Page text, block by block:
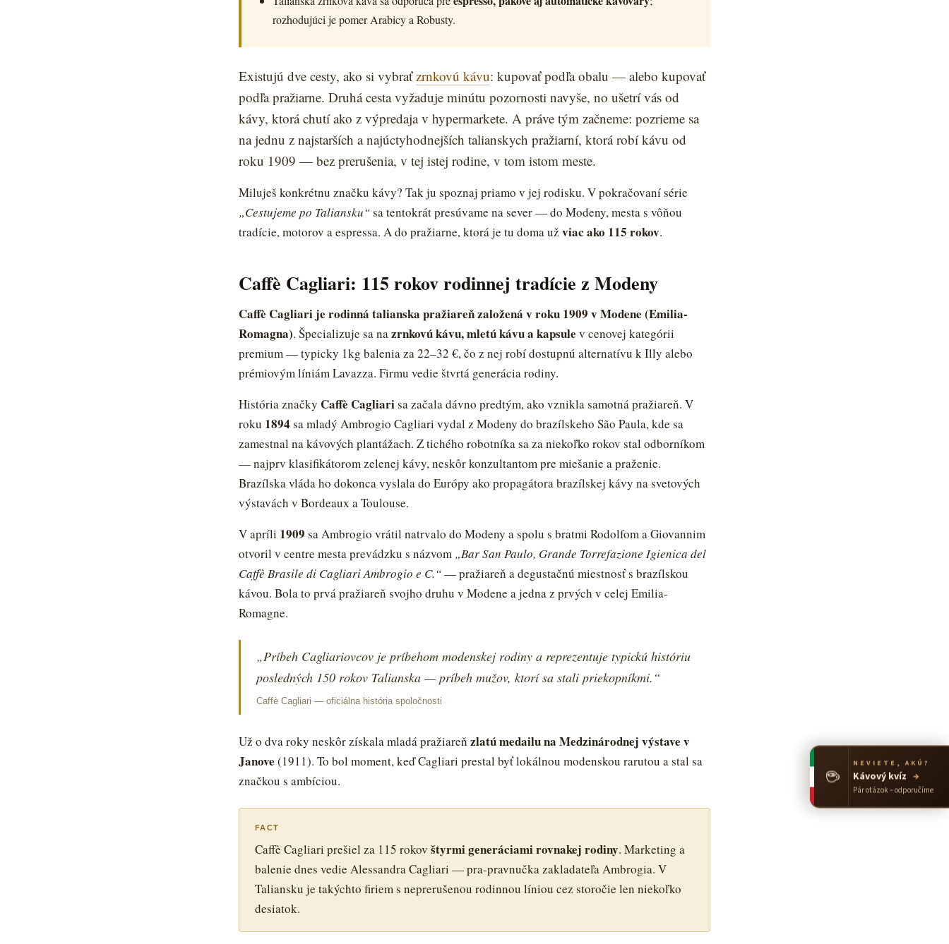
rozhodujúci je pomer Arabicy a Robusty.
Existujú dve cesty, ako si vybrať zrnkovú kávu: kupovať podľa obalu — alebo kupovať
podľa pražiarne. Druhá cesta vyžaduje minútu pozornosti navyše, no ušetrí vás od
kávy, ktorá chutí ako z výpredaja v hypermarkete. A práve tým začneme: pozrieme sa
na jednu z najstarších a najúctyhodnejších talianskych pražiarní, ktorá robí kávu od
roku 1909 — bez prerušenia, v tej istej rodine, v tom istom meste.
Miluješ konkrétnu značku kávy? Tak ju spoznaj priamo v jej rodisku. V pokračovaní série
„Cestujeme po Taliansku“sa tentokrát presúvame na sever — do Modeny, mesta s vôňou
tradície, motorov a espressa. A do pražiarne, ktorá je tu doma už viac ako 115 rokov.
Caffè Cagliari: 115 rokov rodinnej tradície z Modeny
Caffè Cagliari je rodinná talianska pražiareň založená v roku 1909 v Modene (Emilia-
Romagna). Špecializuje sa nazrnkovú kávu, mletú kávu a kapsule v cenovej kategórii
premium — typicky 1kg balenia za 22–32 €, čo z nej robí dostupnú alternatívu k Illy alebo
prémiovým líniám Lavazza. Firmu vedie štvrtá generácia rodiny.
História značky Caffè Cagliarisa začala dávno predtým, ako vznikla samotná pražiareň. V
roku 1894 sa mladý Ambrogio Cagliari vydal z Modeny do brazílskeho São Paula, kde sa
zamestnal na kávových plantážach. Z tichého robotníka sa za niekoľko rokov stal odborníkom
— najprv klasifikátorom zelenej kávy, neskôr konzultantom pre miešanie a praženie.
Brazílska vláda ho dokonca vyslala do Európy ako propagátora brazílskej kávy na svetových
výstavách v Bordeaux a Toulouse.
V apríli 1909 sa Ambrogio vrátil natrvalo do Modeny a spolu s bratmi Rodolfom a Giovannim
otvoril v centre mesta prevádzku s názvom „Bar San Paulo, Grande Torrefazione Igienica del
Caffè Brasile di Cagliari Ambrogio e C.“— pražiareň a degustačnú miestnosť s brazílskou
kávou. Bola to prvá pražiareň svojho druhu v Modene a jedna z prvých v celej Emilia-
Romagne.
„Príbeh Cagliariovcov je príbehom modenskej rodiny a reprezentuje typickú históriu
posledných 150 rokov Talianska — príbeh mužov, ktorí sa stali priekopníkmi.“
Caffè Cagliari — oficiálna história spoločnosti
Už o dva roky neskôr získala mladá pražiareň zlatú medailu na Medzinárodnej výstave v
Janove (1911). To bol moment, keď Cagliari prestal byť lokálnou modenskou rarutou a stal sa
značkou s ambíciou.
FACT
Caffè Cagliari prešiel za 115 rokov štyrmi generáciami rovnakej rodiny. Marketing a
balenie dnes vedie Alessandra Cagliari — pra-pravnučka zakladateľa Ambrogia. V
Taliansku je takýchto firiem s neprerušenou rodinnou líniou cez storočie len niekoľko
desiatok.
Barista — poradca Caffeitaliano
☕ NEVIETE, AKÚ?
Kávový kvíz →
Pár otázok – odporučíme